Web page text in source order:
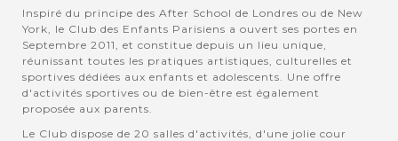
Inspiré du principe des After School de Londres ou de New
York, le Club des Enfants Parisiens a ouvert ses portes en
Septembre 2011, et constitue depuis un lieu unique,
réunissant toutes les pratiques artistiques, culturelles et
sportives dédiées aux enfants et adolescents. Une offre
d'activités sportives ou de bien-être est également
proposée aux parents.
Le Club dispose de 20 salles d'activités, d'une jolie cour